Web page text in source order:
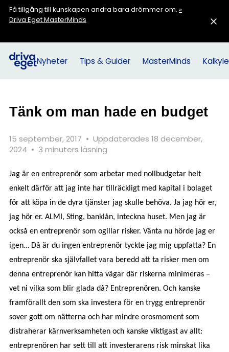
Få tillgång till kunskapen andra bara drömmer om. »
Driva Eget MasterMinds
Nyheter Tips & Guider MasterMinds
Tänk om man hade en budget
15 september, 2017 • Uppdaterades 18 december,
2024 • 3 minuters läsning
Jag är en entreprenör som arbetar med nollbudgetar helt
enkelt därför att jag inte har tillräckligt med kapital i bolaget
för att köpa in de dyra tjänster jag skulle behöva. Ja jag hör er,
jag hör er. ALMI, Sting, banklån, inteckna huset. Men jag är
också en entreprenör som ogillar risker. Vänta nu hörde jag er
igen… Då är du ingen entreprenör tyckte jag mig uppfatta? En
entreprenör ska självfallet vara beredd att ta risker men om
denna entreprenör kan hitta vägar där riskerna minimeras –
vet ni vilka som blir glada då? Entreprenören. Och kanske
framförallt den som ska investera för en trygg entreprenör
sover gott om nätterna och har mindre orosmoment som
distraherar kärnverksamheten och kanske viktigast av allt:
entreprenören har sett till att investerarens risk minskat lika